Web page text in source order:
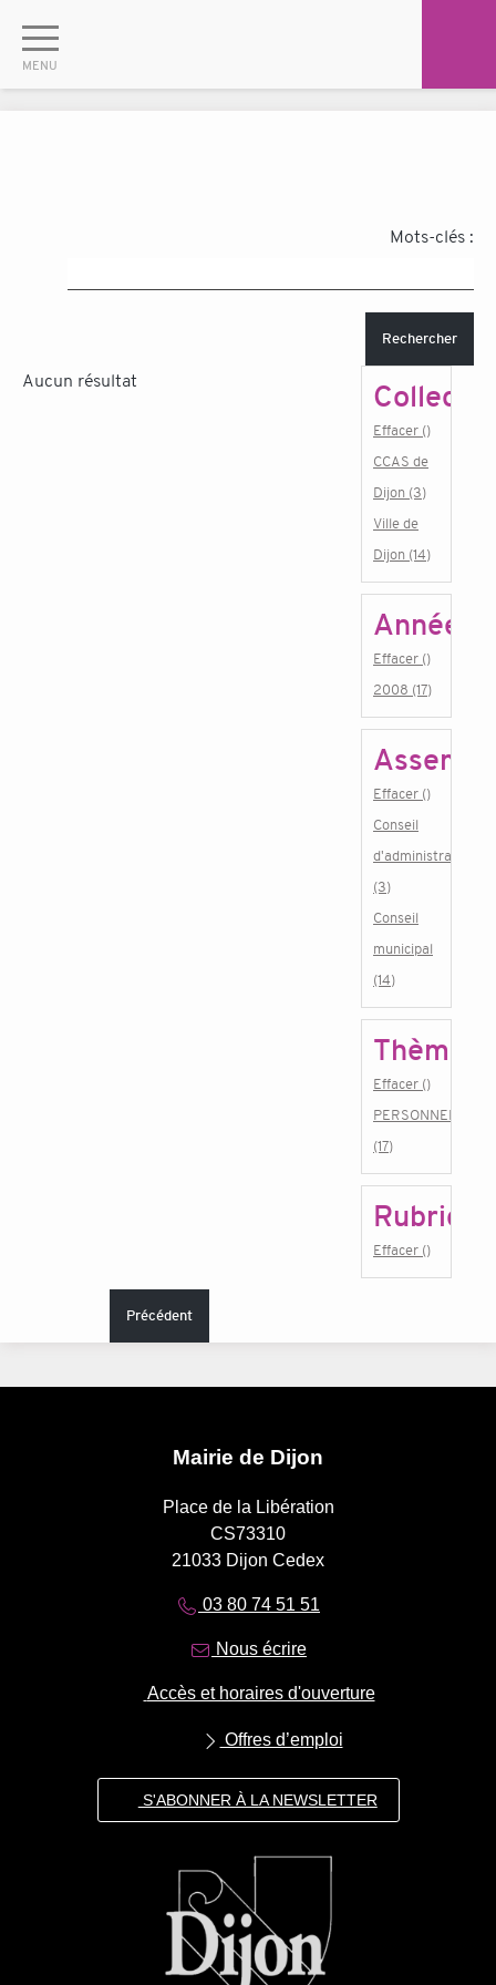
Mots-clés :
Rechercher
Aucun résultat
Effacer ()
CCAS de
Dijon (3)
Ville de
Dijon (14)
Année
Effacer ()
2008 (17)
Effacer ()
Conseil
d'administration
(3)
Conseil
municipal
(14)
Thème
Effacer ()
PERSONNEL
(17)
Rubrique
Effacer ()
Précédent
Mairie de Dijon
Place de la Libération
CS73310
21033 Dijon Cedex
03 80 74 51 51
Nous écrire
Accès et horaires d'ouverture
Offres d’emploi
S'ABONNER À LA NEWSLETTER